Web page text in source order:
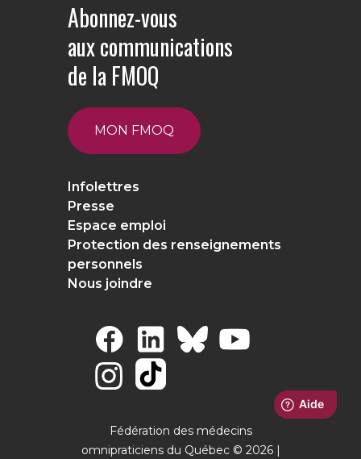
Abonnez-vous
aux communications
de la FMOQ
MON FMOQ
Infolettres
Presse
Espace emploi
Protection des renseignements
personnels
Nous joindre
Fédération des médecins
omnipraticiens du Québec © 2026 |